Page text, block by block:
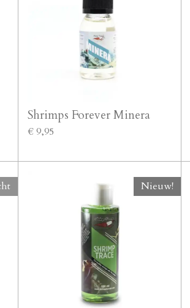
Shrimps Forever Minera
€ 9,95
Nieuw!